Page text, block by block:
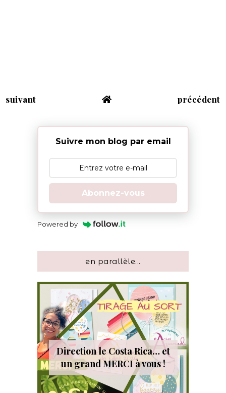
suivant précédent
Suivre mon blog par email
Abonnez-vous
Powered by
en parallèle...
Direction le Costa Rica… et
un grand MERCI à vous !